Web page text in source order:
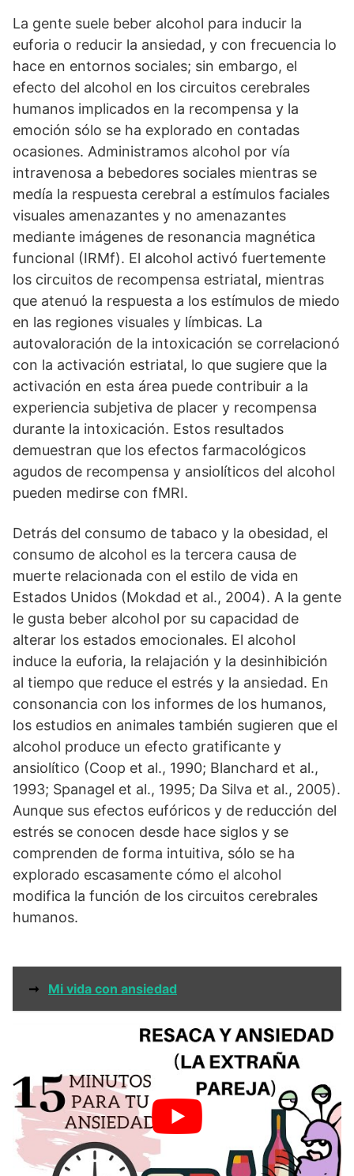
La gente suele beber alcohol para inducir la
euforia o reducir la ansiedad, y con frecuencia lo
hace en entornos sociales; sin embargo, el
efecto del alcohol en los circuitos cerebrales
humanos implicados en la recompensa y la
emoción sólo se ha explorado en contadas
ocasiones. Administramos alcohol por vía
intravenosa a bebedores sociales mientras se
medía la respuesta cerebral a estímulos faciales
visuales amenazantes y no amenazantes
mediante imágenes de resonancia magnética
funcional (IRMf). El alcohol activó fuertemente
los circuitos de recompensa estriatal, mientras
que atenuó la respuesta a los estímulos de miedo
en las regiones visuales y límbicas. La
autovaloración de la intoxicación se correlacionó
con la activación estriatal, lo que sugiere que la
activación en esta área puede contribuir a la
experiencia subjetiva de placer y recompensa
durante la intoxicación. Estos resultados
demuestran que los efectos farmacológicos
agudos de recompensa y ansiolíticos del alcohol
pueden medirse con fMRI.
Detrás del consumo de tabaco y la obesidad, el
consumo de alcohol es la tercera causa de
muerte relacionada con el estilo de vida en
Estados Unidos (Mokdad et al., 2004). A la gente
le gusta beber alcohol por su capacidad de
alterar los estados emocionales. El alcohol
induce la euforia, la relajación y la desinhibición
al tiempo que reduce el estrés y la ansiedad. En
consonancia con los informes de los humanos,
los estudios en animales también sugieren que el
alcohol produce un efecto gratificante y
ansiolítico (Coop et al., 1990; Blanchard et al.,
1993; Spanagel et al., 1995; Da Silva et al., 2005).
Aunque sus efectos eufóricos y de reducción del
estrés se conocen desde hace siglos y se
comprenden de forma intuitiva, sólo se ha
explorado escasamente cómo el alcohol
modifica la función de los circuitos cerebrales
humanos.
➞ Mi vida con ansiedad